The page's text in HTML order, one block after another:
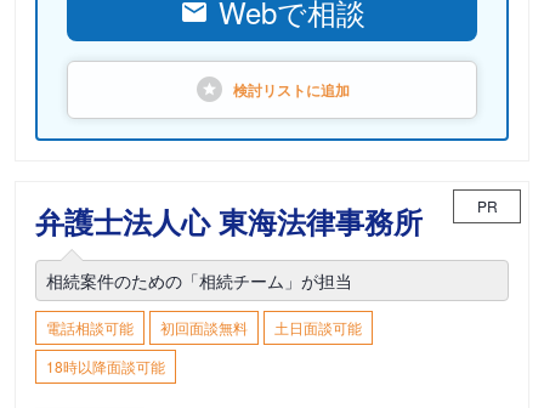
Webで相談
検討リストに追加
弁護士法人心 東海法律事務所 PR
相続案件のための「相続チーム」が担当
電話相談可能 初回面談無料
土日面談可能
18時以降面談可能